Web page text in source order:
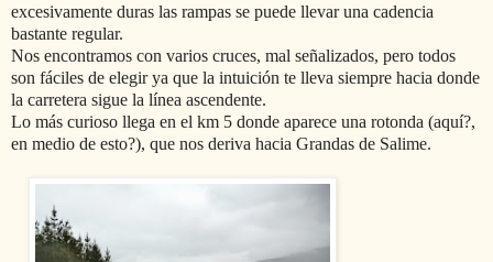
excesivamente duras las rampas se puede llevar una cadencia
bastante regular.
Nos encontramos con varios cruces, mal señalizados, pero todos
son fáciles de elegir ya que la intuición te lleva siempre hacia donde
la carretera sigue la línea ascendente.
Lo más curioso llega en el km 5 donde aparece una rotonda (aquí?,
en medio de esto?), que nos deriva hacia Grandas de Salime.